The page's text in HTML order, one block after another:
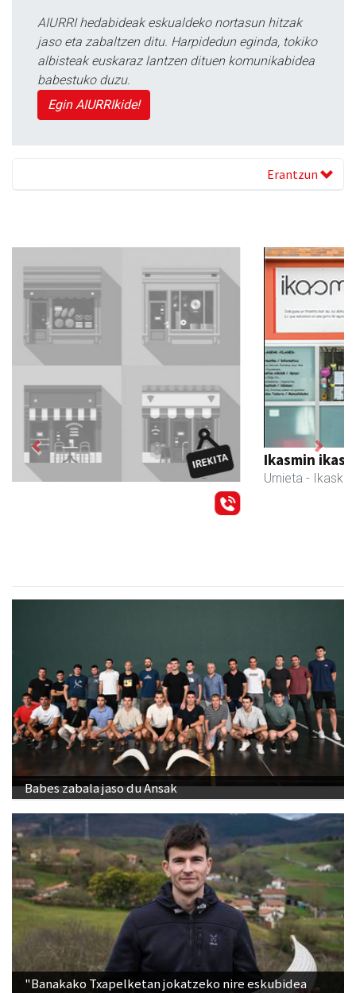
AIURRI hedabideak eskualdeko nortasun hitzak
jaso eta zabaltzen ditu. Harpidedun eginda, tokiko
albisteak euskaraz lantzen dituen komunikabidea
babestuko duzu.
Egin AIURRIkide!
Erantzun
Ikasmin ikasketa zentroa
Urnieta - Ikasketa zentroak
Previous
Babes zabala jaso du Ansak
"Banakako Txapelketan jokatzeko nire eskubidea
aldarrikatzen dut"